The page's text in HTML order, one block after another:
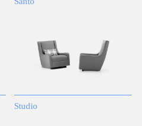
Studio